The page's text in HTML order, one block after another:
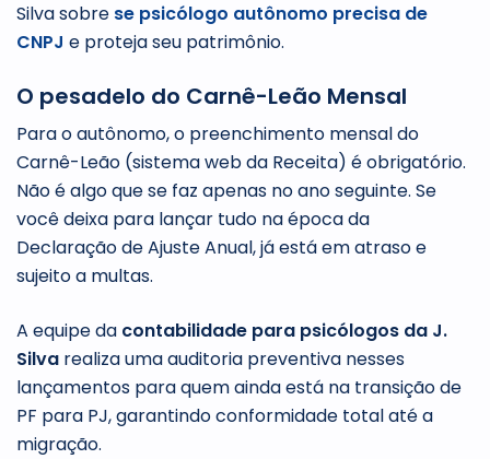
Silva sobre se psicólogo autônomo precisa de
CNPJ e proteja seu patrimônio.
O pesadelo do Carnê-Leão Mensal
Para o autônomo, o preenchimento mensal do
Carnê-Leão (sistema web da Receita) é obrigatório.
Não é algo que se faz apenas no ano seguinte. Se
você deixa para lançar tudo na época da
Declaração de Ajuste Anual, já está em atraso e
sujeito a multas.
A equipe da contabilidade para psicólogos da J.
Silva realiza uma auditoria preventiva nesses
lançamentos para quem ainda está na transição de
PF para PJ, garantindo conformidade total até a
migração.